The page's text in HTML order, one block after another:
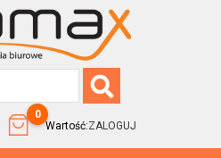
0
Wartość:ZALOGUJ